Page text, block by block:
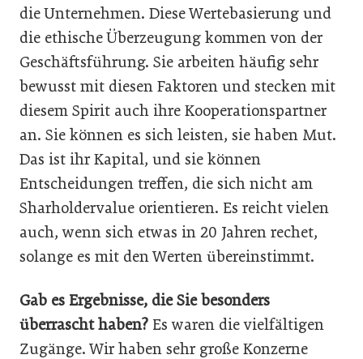
die Unternehmen. Diese Wertebasierung und
die ethische Überzeugung kommen von der
Geschäftsführung. Sie arbeiten häufig sehr
bewusst mit diesen Faktoren und stecken mit
diesem Spirit auch ihre Kooperationspartner
an. Sie können es sich leisten, sie haben Mut.
Das ist ihr Kapital, und sie können
Entscheidungen treffen, die sich nicht am
Sharholdervalue orientieren. Es reicht vielen
auch, wenn sich etwas in 20 Jahren rechet,
solange es mit den Werten übereinstimmt.
Gab es Ergebnisse, die Sie besonders
überrascht haben? Es waren die vielfältigen
Zugänge. Wir haben sehr große Konzerne